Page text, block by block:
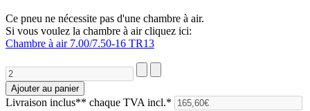
Ce pneu ne nécessite pas d'une chambre à air.
Si vous voulez la chambre à air cliquez ici:
Chambre à air 7.00/7.50-16 TR13
Livraison inclus** chaque TVA incl.*